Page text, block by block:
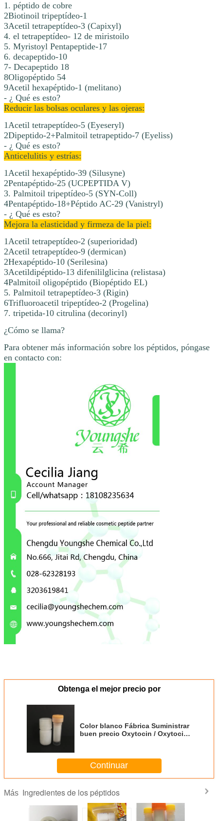
1. péptido de cobre
2Biotinoil tripeptídeo-1
3Acetil tetrapeptídeo-3 (Capixyl)
4. el tetrapeptídeo- 12 de miristoilo
5. Myristoyl Pentapeptide-17
6. decapeptido-10
7- Decapeptido 18
8Oligopéptido 54
9Acetil hexapéptido-1 (melitano)
- ¿ Qué es esto?
Reducir las bolsas oculares y las ojeras:
1Acetil tetrapeptídeo-5 (Eyeseryl)
2Dipeptido-2+Palmitoil tetrapeptido-7 (Eyeliss)
- ¿ Qué es esto?
Anticelulitis y estrías:
1Acetil hexapéptido-39 (Silusyne)
2Pentapéptido-25 (UCPEPTIDA V)
3. Palmitoil tripeptídeo-5 (SYN-Coll)
4Pentapéptido-18+Péptido AC-29 (Vanistryl)
- ¿ Qué es esto?
Mejora la elasticidad y firmeza de la piel:
1Acetil tetrapeptídeo-2 (superioridad)
2Acetil tetrapeptídeo-9 (dermican)
2Hexapéptido-10 (Serilesina)
3Acetildipéptido-13 difenililglicina (relistasa)
4Palmitoil oligopéptido (Biopéptido EL)
5. Palmitoil tetrapeptídeo-3 (Rigin)
6Trifluoroacetil tripeptídeo-2 (Progelina)
7. tripetida-10 citrulina (decorinyl)
¿Cómo se llama?
Para obtener más información sobre los péptidos, póngase
en contacto con:
Obtenga el mejor precio por
Color blanco Fábrica Suministrar
buen precio Oxytocin / Oxytocin
Continuar
Más Ingredientes de los péptidos